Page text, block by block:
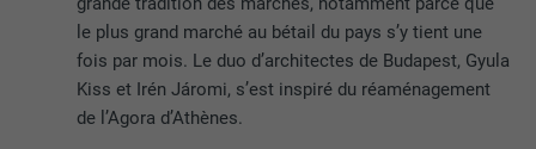
le plus grand marché au bétail du pays s’y tient une
fois par mois. Le duo d’architectes de Budapest, Gyula
Kiss et Irén Járomi, s’est inspiré du réaménagement
de l’Agora d’Athènes.